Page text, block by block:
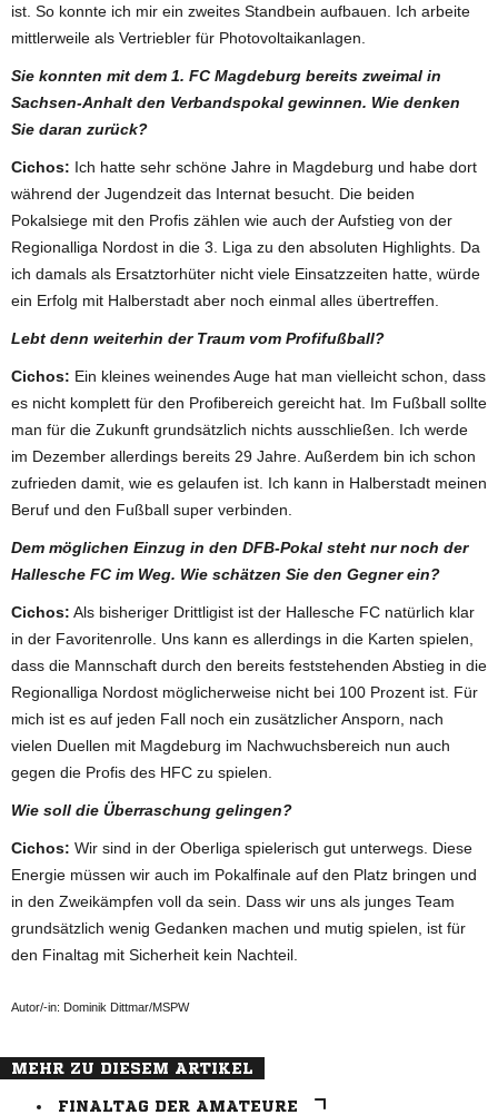
ist. So konnte ich mir ein zweites Standbein aufbauen. Ich arbeite
mittlerweile als Vertriebler für Photovoltaikanlagen.
Sie konnten mit dem 1. FC Magdeburg bereits zweimal in
Sachsen-Anhalt den Verbandspokal gewinnen. Wie denken
Sie daran zurück?
Cichos: Ich hatte sehr schöne Jahre in Magdeburg und habe dort
während der Jugendzeit das Internat besucht. Die beiden
Pokalsiege mit den Profis zählen wie auch der Aufstieg von der
Regionalliga Nordost in die 3. Liga zu den absoluten Highlights. Da
ich damals als Ersatztorhüter nicht viele Einsatzzeiten hatte, würde
ein Erfolg mit Halberstadt aber noch einmal alles übertreffen.
Lebt denn weiterhin der Traum vom Profifußball?
Cichos: Ein kleines weinendes Auge hat man vielleicht schon, dass
es nicht komplett für den Profibereich gereicht hat. Im Fußball sollte
man für die Zukunft grundsätzlich nichts ausschließen. Ich werde
im Dezember allerdings bereits 29 Jahre. Außerdem bin ich schon
zufrieden damit, wie es gelaufen ist. Ich kann in Halberstadt meinen
Beruf und den Fußball super verbinden.
Dem möglichen Einzug in den DFB-Pokal steht nur noch der
Hallesche FC im Weg. Wie schätzen Sie den Gegner ein?
Cichos: Als bisheriger Drittligist ist der Hallesche FC natürlich klar
in der Favoritenrolle. Uns kann es allerdings in die Karten spielen,
dass die Mannschaft durch den bereits feststehenden Abstieg in die
Regionalliga Nordost möglicherweise nicht bei 100 Prozent ist. Für
mich ist es auf jeden Fall noch ein zusätzlicher Ansporn, nach
vielen Duellen mit Magdeburg im Nachwuchsbereich nun auch
gegen die Profis des HFC zu spielen.
Wie soll die Überraschung gelingen?
Cichos: Wir sind in der Oberliga spielerisch gut unterwegs. Diese
Energie müssen wir auch im Pokalfinale auf den Platz bringen und
in den Zweikämpfen voll da sein. Dass wir uns als junges Team
grundsätzlich wenig Gedanken machen und mutig spielen, ist für
den Finaltag mit Sicherheit kein Nachteil.
Autor/-in: Dominik Dittmar/MSPW
MEHR ZU DIESEM ARTIKEL
FINALTAG DER AMATEURE